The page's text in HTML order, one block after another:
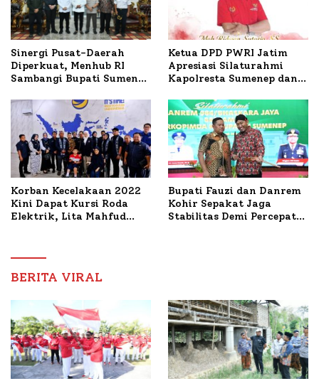
Sinergi Pusat-Daerah
Diperkuat, Menhub RI
Sambangi Bupati Sumenep
Mutiara Sentosa II
Ketua DPD PWRI Jatim
Apresiasi Silaturahmi
Kapolresta Sumenep dan
Ideal Polri-Pers
Korban Kecelakaan 2022
Kini Dapat Kursi Roda
Elektrik, Lita Mahfud
Nabil
Bupati Fauzi dan Danrem
Kohir Sepakat Jaga
Stabilitas Demi Percepat
BERITA VIRAL